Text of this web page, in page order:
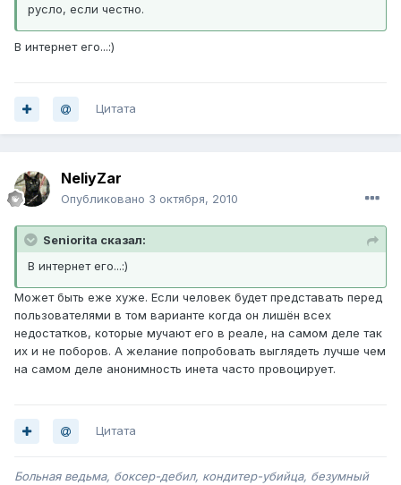
русло, если честно.
В интернет его...:)
Цитата
NeliyZar
Опубликовано 3 октября, 2010
Seniorita сказал:
В интернет его...:)
Может быть еже хуже. Если человек будет представать перед
пользователями в том варианте когда он лишён всех
недостатков, которые мучают его в реале, на самом деле так
их и не поборов. А желание попробовать выглядеть лучше чем
на самом деле анонимность инета часто провоцирует.
Цитата
Больная ведьма, боксер-дебил, кондитер-убийца, безумный